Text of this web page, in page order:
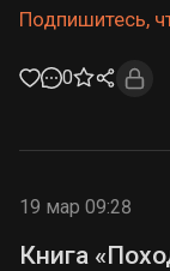
Подпишитесь,
0
19 мар 09:28
Книга